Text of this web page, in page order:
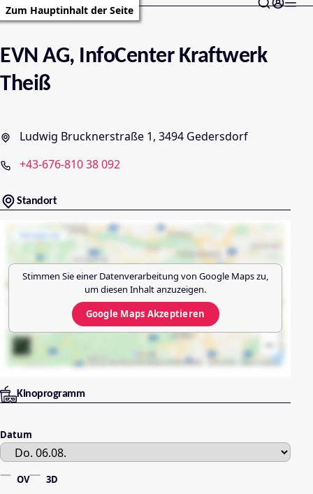
Zum Hauptinhalt der Seite
EVN AG, InfoCenter Kraftwerk
Theiß
Ludwig Brucknerstraße 1, 3494 Gedersdorf
+43-676-810 38 092
Standort
Stimmen Sie einer Datenverarbeitung von Google Mapszu,
um diesen Inhalt anzuzeigen.
Google Maps Akzeptieren
Kinoprogramm
Datum
OV 3D